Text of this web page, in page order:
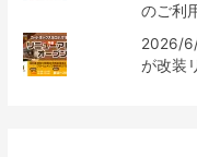
のご利
2026/6/
が改装